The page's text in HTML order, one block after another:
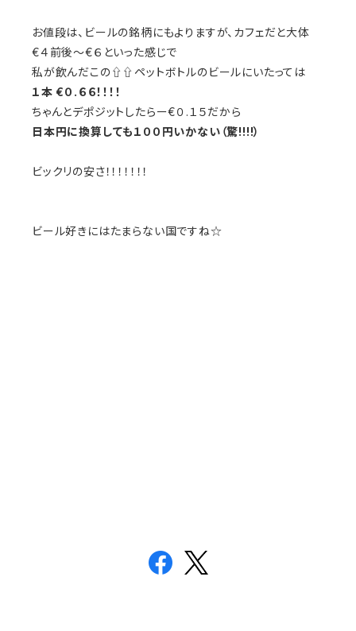
お値段は、ビールの銘柄にもよりますが、カフェだと大体
€４前後〜€６といった感じで
私が飲んだこの⇧⇧ペットボトルのビールにいたっては
１本 €０.６６！！！！
ちゃんとデポジットしたらー€０.１５だから
日本円に換算しても１００円いかない（驚!!!!）
ビックリの安さ！！！！！！！
ビール好きにはたまらない国ですね☆